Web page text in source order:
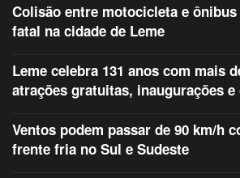
Colisão entre motocicleta e
fatal na cidade de Leme
Leme celebra 131 anos com mais
atrações gratuitas, inaugurações
Ventos podem passar de 90 km/h
frente fria no Sul e Sudeste